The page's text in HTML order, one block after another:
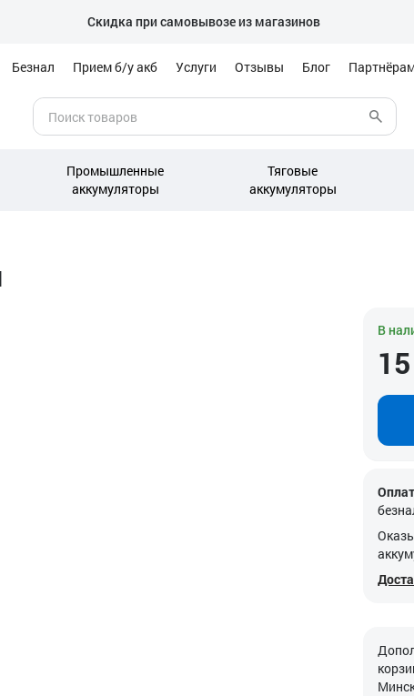
Скидка при самовывозе из магазинов
Безнал Прием б/у акб Услуги Отзывы Блог
Промышленные
аккумуляторы
Тяговые
аккумуляторы
В
15